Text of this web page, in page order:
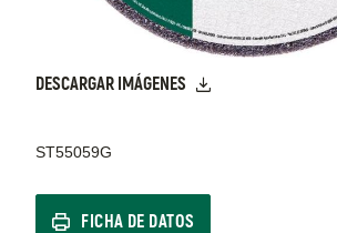
DESCARGAR IMÁGENES
ST55059G
FICHA DE DATOS